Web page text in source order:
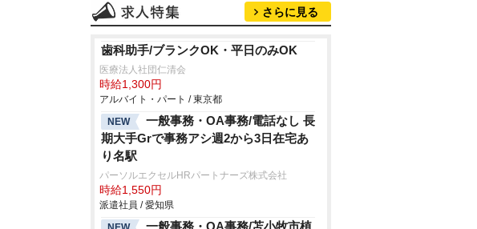
さらに見る
歯科助手/ブランクOK・平日のみOK
医療法人社団仁清会
時給1,300円
アルバイト・パート / 東京都
NEW
一般事務・OA事務/電話なし 長
期大手Grで事務アシ週2から3日在宅あ
り名駅
パーソルエクセルHRパートナーズ株式会社
時給1,550円
派遣社員 / 愛知県
一般事務・OA事務/苫小牧市植